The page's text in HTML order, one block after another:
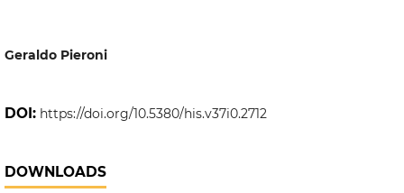
Geraldo Pieroni
DOI: https://doi.org/10.5380/his.v37i0.2712
DOWNLOADS